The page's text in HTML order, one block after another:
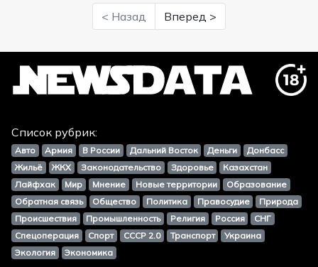
< Назад Вперед >
Список рубрик:
Авто Армия В России Дальний Восток Деньги
Донбасс
Жильё
ЖКХ Законодательство Здоровье
Казахстан
Лайфхак
Мир Мнение Новые территории
Образование
Обратная связь
Общество Политика Правосудие
Природа
Происшествия
Промышленность Религия Россия
СНГ
Спецоперация
Спорт СССР 2.0 Транспорт
Украина
Экология
Экономика